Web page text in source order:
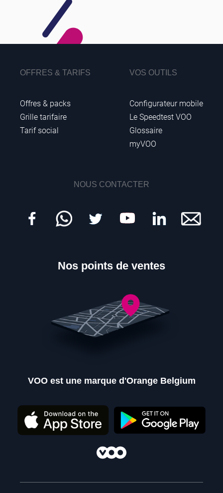
Nos points de ventes
OFFRES & TARIFS
Offres & packs
Grille tarifaire
Tarif social
VOS OUTILS
Configurateur mobile
Le Speedtest VOO
Glossaire
myVOO
NOUS CONTACTER
Nos points de ventes
VOO est une marque d'Orange Belgium